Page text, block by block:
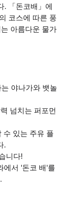
. 「돈코배」에
코스에 따른 풍
아름다운 물가
야나가와 뱃놀
넘치는 퍼포먼
수 있는 주유 플
.
니다!
에서 '돈코 배'를